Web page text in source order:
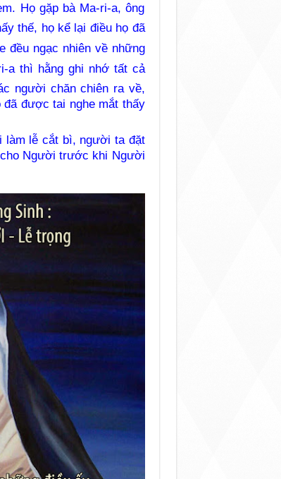
Họ gặp bà Ma-ri-a, ông
thế, họ kể lại điều họ đã
đều ngạc nhiên về những
a thì hằng ghi nhớ tất cả
người chăn chiên ra về,
được tai nghe mắt thấy
làm lễ cắt bì, người ta đặt
Người trước khi Người